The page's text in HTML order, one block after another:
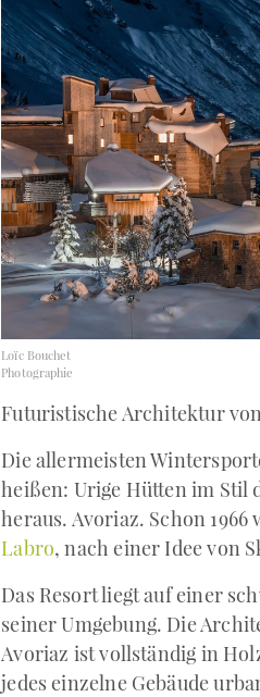
Loïc Bouchet
Photographie
Futuristische Architektur von
Die allermeisten
heißen: Urige Hütten im Stil
heraus. Avoriaz. Schon
Labro, nach einer Idee von
Das Resort liegt auf einer
seiner Umgebung. Die
Avoriaz ist vollständig in
jedes einzelne Gebäude